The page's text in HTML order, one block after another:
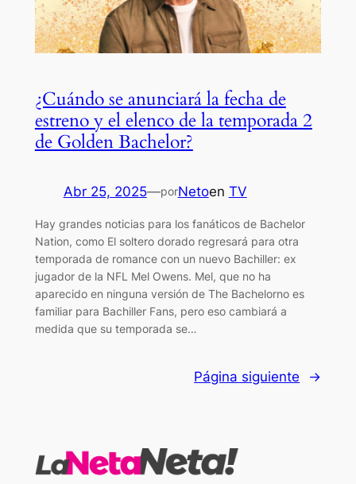
¿Cuándo se anunciará la fecha de
estreno y el elenco de la temporada 2
de Golden Bachelor?
Abr 25, 2025—porNetoen TV
Hay grandes noticias para los fanáticos de Bachelor
Nation, como El soltero dorado regresará para otra
temporada de romance con un nuevo Bachiller: ex
jugador de la NFL Mel Owens. Mel, que no ha
aparecido en ninguna versión de The Bachelorno es
familiar para Bachiller Fans, pero eso cambiará a
medida que su temporada se…
Página siguiente →